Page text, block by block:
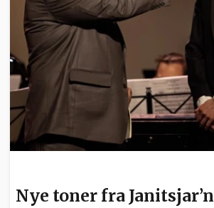
Nye toner fra Janitsjar’n